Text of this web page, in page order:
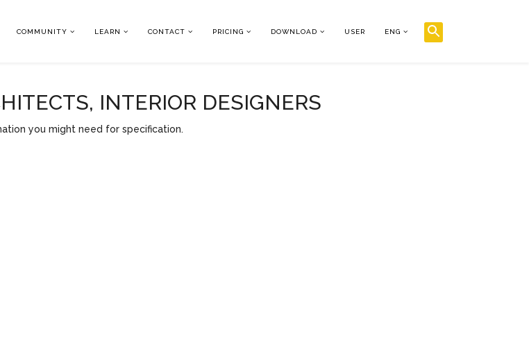
COMMUNITY LEARN CONTACT PRICING DOWNLOAD USER ENG
INTERIOR DESIGNERS
you might need for specification.